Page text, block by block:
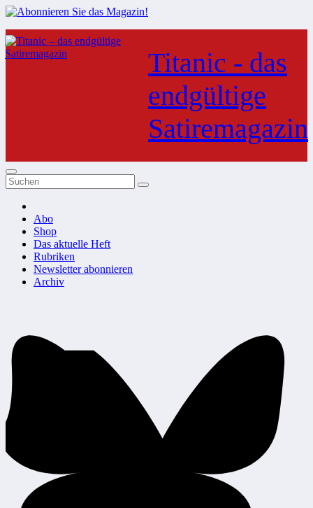
Zum
Inhalt
springen
Titanic - das
endgültige
Satiremagazin
Abo
Shop
Das aktuelle Heft
Rubriken
Newsletter abonnieren
Archiv